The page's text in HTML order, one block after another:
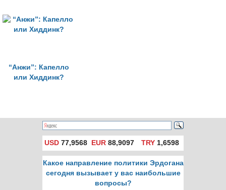
“Анжи”: Капелло
или Хиддинк?
USD 77,9568 EUR 88,9097 TRY1,6598
Какое направление политики Эрдогана
сегодня вызывает у вас наибольшие
вопросы?